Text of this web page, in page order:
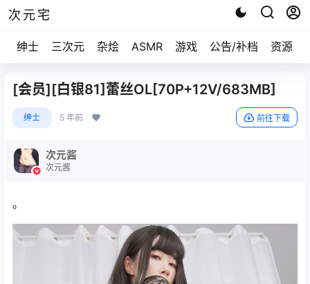
次元宅
绅士 三次元 杂烩 ASMR 游戏 公告/补档 资源求
[会员][白银81]蕾丝OL[70P+12V/683MB]
绅士 5 年前 前往下载
次元酱
次元酱
。